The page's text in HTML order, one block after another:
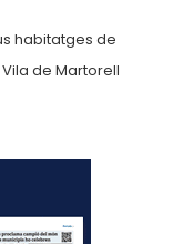
habitatges de
de Martorell